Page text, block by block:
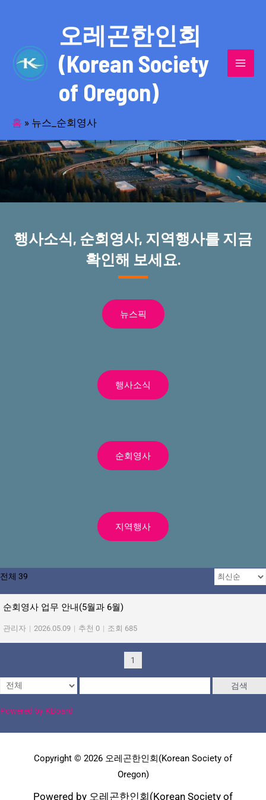
오레곤한인회
(Korean Society
of Oregon)
홈 » 뉴스_순회영사
반세기의 세월을 품고 동포사회를 섬겨온
오레곤한인회!
행사소식, 순회영사, 지역행사를 지금
확인해 보세요.
뉴스픽
행사소식
순회영사
지역행사
전체 39
순회영사 업무 안내(5월과 6월)
관리자 | 2026.05.09 | 추천 0 | 조회 685
1
검색
Powered by KBoard
Copyright © 2026 오레곤한인회(Korean Society of
Oregon)
Powered by 오레곤한인회(Korean Society of